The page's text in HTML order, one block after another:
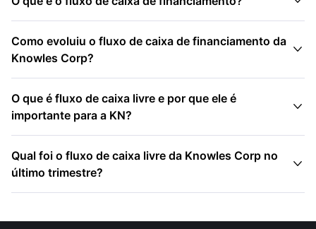
Como evoluiu o fluxo de caixa de financiamento da
Knowles Corp?

O que é fluxo de caixa livre e por que ele é
importante para a KN?

Qual foi o fluxo de caixa livre da Knowles Corp no
último trimestre?
